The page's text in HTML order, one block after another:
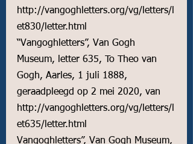
http://vangoghletters.org/vg/letters/l
et830/letter.html
“Vangoghletters”, Van Gogh
Museum, letter 635, To Theo van
Gogh, Aarles, 1 juli 1888,
geraadpleegd op 2 mei 2020, van
http://vangoghletters.org/vg/letters/l
et635/letter.html
Vangoghletters”, Van Gogh Museum,